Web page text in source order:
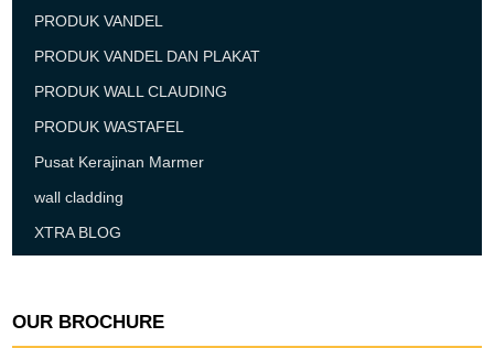
PRODUK VANDEL
PRODUK VANDEL DAN PLAKAT
PRODUK WALL CLAUDING
PRODUK WASTAFEL
Pusat Kerajinan Marmer
wall cladding
XTRA BLOG
OUR BROCHURE